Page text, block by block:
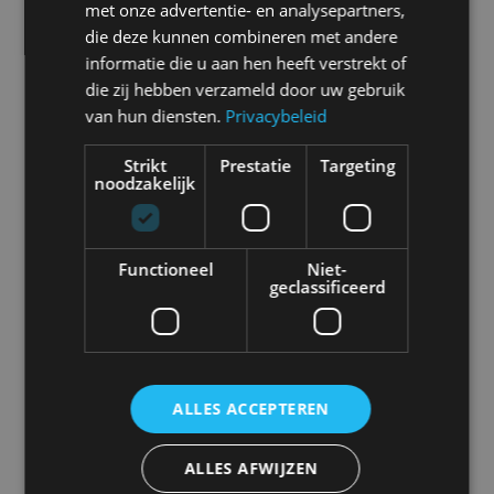
Selecteer een merk voor meer informatie, modellen
en alle nieuwsberichten
Alfa Romeo Alpine
Aston Martin Audi Bentley
Citroën Cupra
met onze advertentie- en analysepartners,
die deze kunnen combineren met andere
informatie die u aan hen heeft verstrekt of
die zij hebben verzameld door uw gebruik
van hun diensten. Privacybeleid
Strikt
noodzakelijk
Prestatie Targeting
Functioneel
Niet-
geclassificeerd
ALLES ACCEPTEREN
ALLES AFWIJZEN